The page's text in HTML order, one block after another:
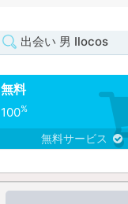
出会い 男 Ilocos
無料
100%
無料サービス